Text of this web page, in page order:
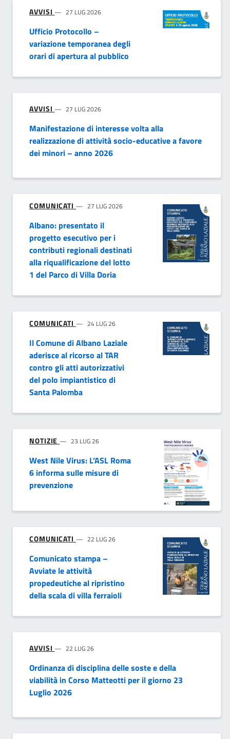
AVVISI 27 LUG 2026
Ufficio Protocollo –
variazione temporanea degli
orari di apertura al pubblico
AVVISI 27 LUG 2026
Manifestazione di interesse volta alla
realizzazione di attività socio-educative a favore
dei minori – anno 2026
COMUNICATI 27 LUG 2026
Albano: presentato il
progetto esecutivo per i
contributi regionali destinati
alla riqualificazione del lotto
1 del Parco di Villa Doria
COMUNICATI 24 LUG 26
Il Comune di Albano Laziale
aderisce al ricorso al TAR
contro gli atti autorizzativi
del polo impiantistico di
Santa Palomba
NOTIZIE 23 LUG 26
West Nile Virus: L’ASL Roma
6 informa sulle misure di
prevenzione
COMUNICATI 22 LUG 26
Comunicato stampa –
Avviate le attività
propedeutiche al ripristino
della scala di villa ferraioli
AVVISI 22 LUG 26
Ordinanza di disciplina delle soste e della
viabilità in Corso Matteotti per il giorno 23
Luglio 2026